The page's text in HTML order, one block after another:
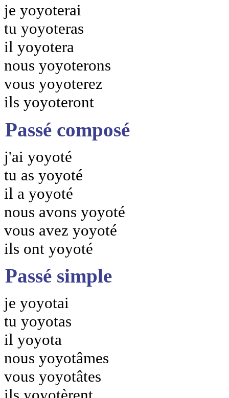
je yoyoterai
tu yoyoteras
il yoyotera
nous yoyoterons
vous yoyoterez
ils yoyoteront
Passé composé
j'ai yoyoté
tu as yoyoté
il a yoyoté
nous avons yoyoté
vous avez yoyoté
ils ont yoyoté
Passé simple
je yoyotai
tu yoyotas
il yoyota
nous yoyotâmes
vous yoyotâtes